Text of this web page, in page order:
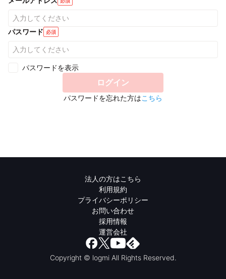
パスワード 必須
パスワードを表示
ログイン
パスワードを忘れた方はこちら
法人の方はこちら
利用規約
プライバシーポリシー
お問い合わせ
採用情報
運営会社
Copyright © logmi All Rights Reserved.